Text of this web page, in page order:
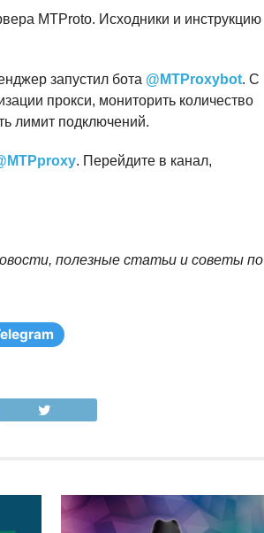
MTProto. Исходники и инструкцию
запустил бота @MTProxybot. С
прокси, мониторить количество
лимит подключений.
. Перейдите в канал,
полезные статьи и советы по